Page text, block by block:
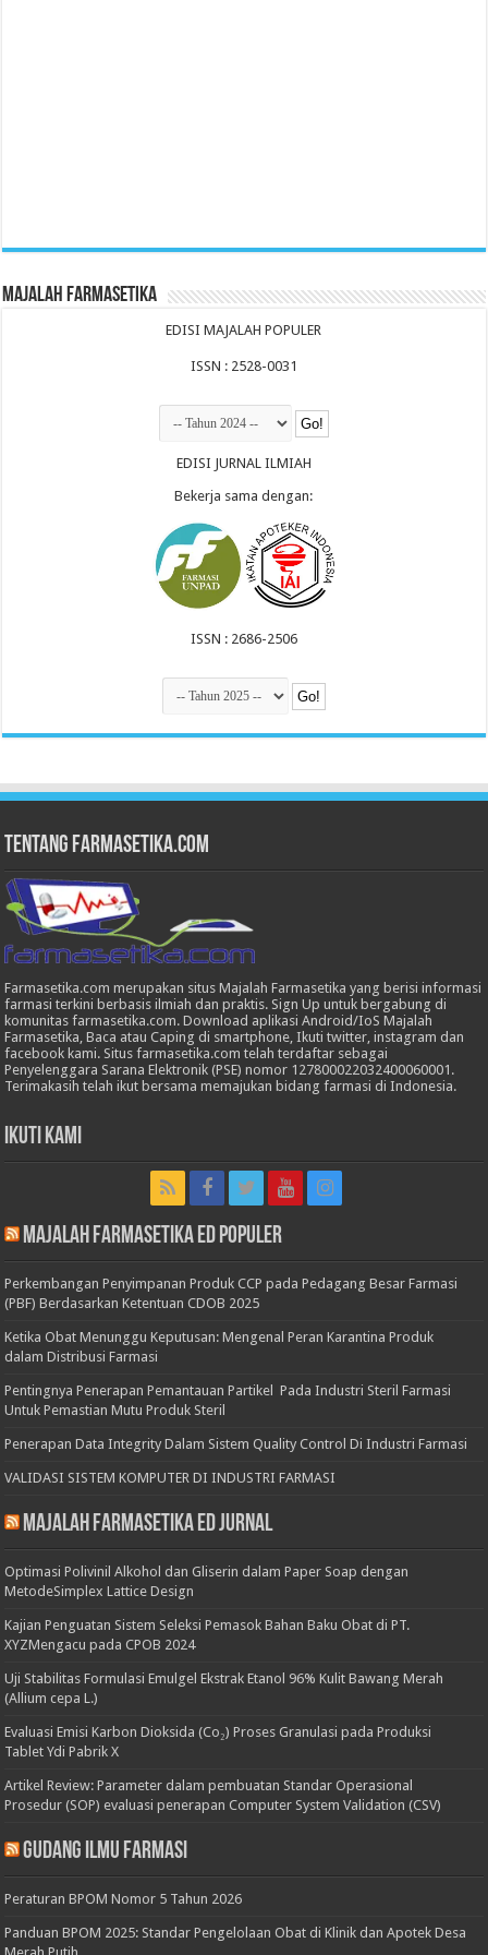
Majalah Farmasetika
EDISI MAJALAH POPULER
ISSN : 2528-0031
EDISI JURNAL ILMIAH
Bekerja sama dengan:
ISSN : 2686-2506
Tentang Farmasetika.com
Farmasetika.com merupakan situs Majalah Farmasetika yang berisi informasi
farmasi terkini berbasis ilmiah dan praktis. Sign Up untuk bergabung di
komunitas farmasetika.com. Download aplikasi Android/IoS Majalah
Farmasetika, Baca atau Caping di smartphone, Ikuti twitter, instagram dan
facebook kami. Situs farmasetika.com telah terdaftar sebagai
Penyelenggara Sarana Elektronik (PSE) nomor 127800022032400060001.
Terimakasih telah ikut bersama memajukan bidang farmasi di Indonesia.
Ikuti Kami
Majalah Farmasetika Ed Populer
Perkembangan Penyimpanan Produk CCP pada Pedagang Besar Farmasi
(PBF) Berdasarkan Ketentuan CDOB 2025
Ketika Obat Menunggu Keputusan: Mengenal Peran Karantina Produk
dalam Distribusi Farmasi
Pentingnya Penerapan Pemantauan Partikel Pada Industri Steril Farmasi
Untuk Pemastian Mutu Produk Steril
Penerapan Data Integrity Dalam Sistem Quality Control Di Industri Farmasi
VALIDASI SISTEM KOMPUTER DI INDUSTRI FARMASI
Majalah Farmasetika Ed Jurnal
Optimasi Polivinil Alkohol dan Gliserin dalam Paper Soap dengan
MetodeSimplex Lattice Design
Kajian Penguatan Sistem Seleksi Pemasok Bahan Baku Obat di PT.
XYZMengacu pada CPOB 2024
Uji Stabilitas Formulasi Emulgel Ekstrak Etanol 96% Kulit Bawang Merah
(Allium cepa L.)
Evaluasi Emisi Karbon Dioksida (Co₂) Proses Granulasi pada Produksi
Tablet Ydi Pabrik X
Artikel Review: Parameter dalam pembuatan Standar Operasional
Prosedur (SOP) evaluasi penerapan Computer System Validation (CSV)
Gudang Ilmu Farmasi
Peraturan BPOM Nomor 5 Tahun 2026
Panduan BPOM 2025: Standar Pengelolaan Obat di Klinik dan Apotek Desa